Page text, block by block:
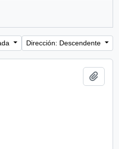
Dirección: Descendente